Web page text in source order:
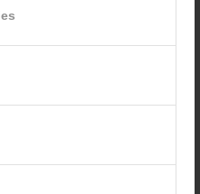
lang prägen.
Erfahrung und
Beruf als Landärztin